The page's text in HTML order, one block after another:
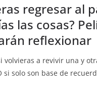
regresar al
las cosas?
reflexionar
volvieras a revivir una y
si solo son base de